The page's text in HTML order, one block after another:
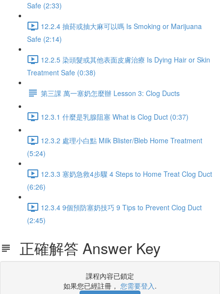
Safe (2:33)
12.2.4 抽菸或抽大麻可以嗎 Is Smoking or Marijuana
Safe (2:14)
12.2.5 染頭髮或其他表面皮膚治療 Is Dying Hair or Skin
Treatment Safe (0:38)
第三課 萬一塞奶怎麼辦 Lesson 3: Clog Ducts
12.3.1 什麼是乳腺阻塞 What is Clog Duct (0:37)
12.3.2 處理小白點 Milk Blister/Bleb Home Treatment
(5:24)
12.3.3 塞奶急救4步驟 4 Steps to Home Treat Clog Duct
(6:26)
12.3.4 9個預防塞奶技巧 9 Tips to Prevent Clog Duct
(2:45)
正確解答 Answer Key
課程內容已鎖定
如果您已經註冊， 您需要登入.